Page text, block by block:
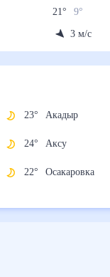
21° 9°
3 м/с
23° Акадыр
24° Аксу
22° Осакаровка